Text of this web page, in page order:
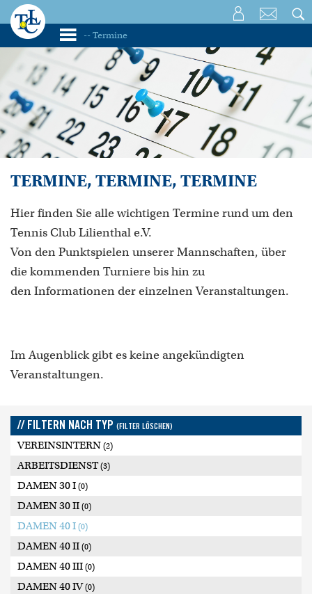
TERMINE, TERMINE, TERMINE
Hier finden Sie alle wichtigen Termine rund um den
Tennis Club Lilienthal e.V.
Von den Punktspielen unserer Mannschaften, über
die kommenden Turniere bis hin zu
den Informationen der einzelnen Veranstaltungen.
Im Augenblick gibt es keine angekündigten
Veranstaltungen.
// FILTERN NACH TYP (FILTER LÖSCHEN)
VEREINSINTERN (2)
ARBEITSDIENST(3)
DAMEN 30 I (0)
DAMEN 30 II (0)
DAMEN 40 I (0)
DAMEN 40 II (0)
DAMEN 40 III (0)
DAMEN 40 IV(0)